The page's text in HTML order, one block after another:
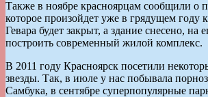
Также в ноябре красноярцам сообщили о
которое произойдет уже в грядущем году
Гевара будет закрыт, а здание снесено, на
построить современный жилой комплекс.
В 2011 году Красноярск посетили
звезды. Так, в июле у нас побывала
Самбука, в сентябре суперпопулярные